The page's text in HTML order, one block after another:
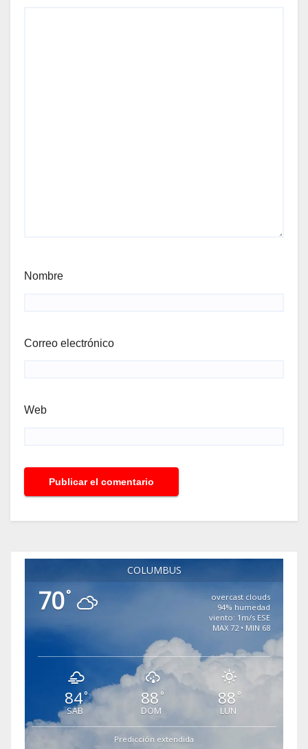
Nombre
Correo electrónico
Web
COLUMBUS
70°
overcast clouds
94% humedad
viento: 1m/s ESE
MAX 72 • MIN 68
84°
SAB
88 °
DOM
88 °
LUN
Predicción extendida